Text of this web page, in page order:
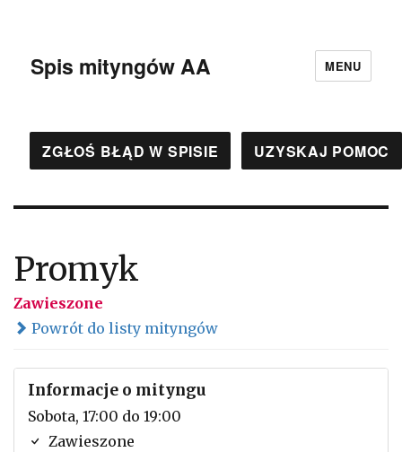
Spis mityngów AA MENU
ZGŁOŚ BŁĄD W SPISIE UZYSKAJ POMOC
Promyk
Zawieszone
Powrót do listy mityngów
Informacje o mityngu
Sobota, 17:00 do 19:00
Zawieszone